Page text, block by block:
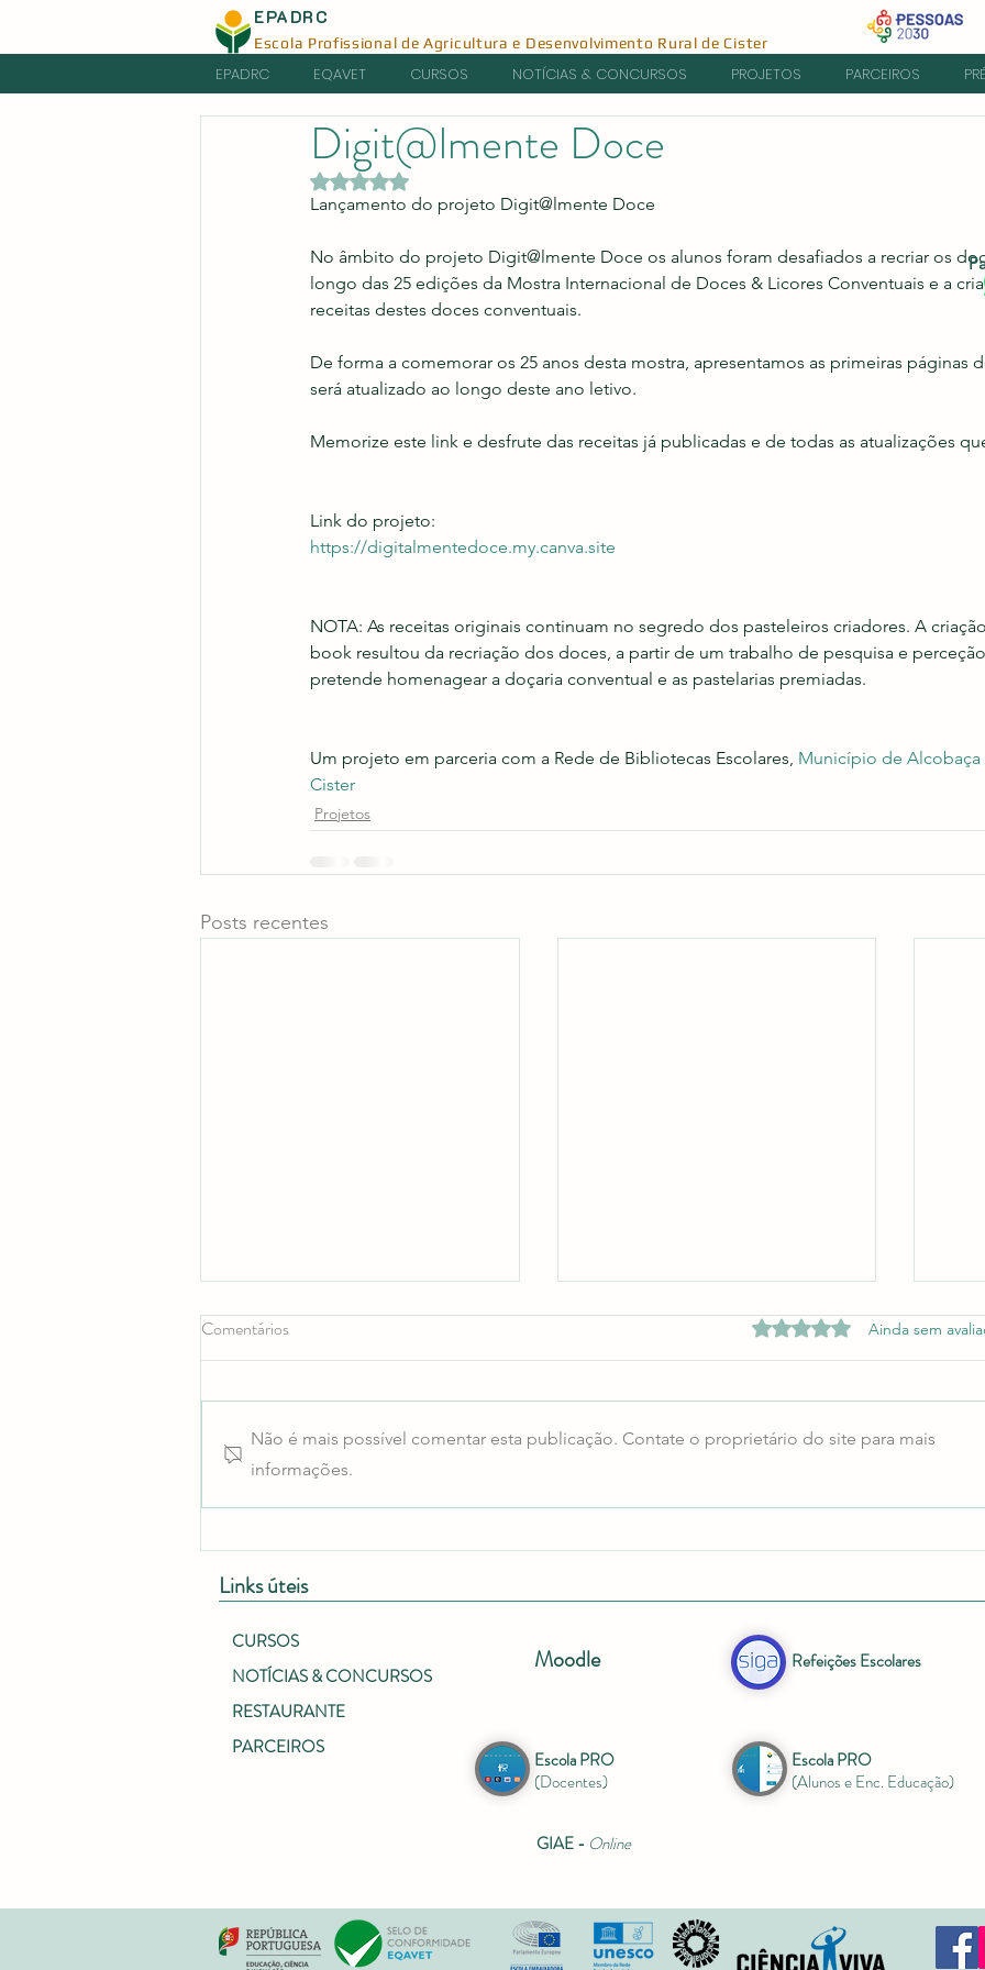
EPADRC
Escola Profissional de Agricultura e Desenvolvimento Rural de Cister
EPADRC EQAVET CURSOS NOTÍCIAS & CONCURSOS PROJETOS PARCEIROS
Digit@lmente Doce
Avaliado com NaN de 5 estrelas.
Lançamento do projeto Digit@lmente Doce
No âmbito do projeto Digit@lmente Doce os alunos foram desafiados a recriar os
longo das 25 edições da Mostra Internacional de Doces & Licores Conventuais e a
receitas destes doces conventuais.
De forma a comemorar os 25 anos desta mostra, apresentamos as primeiras páginas
será atualizado ao longo deste ano letivo.
Memorize este link e desfrute das receitas já publicadas e de todas as atualizações
Link do projeto:
https://digitalmentedoce.my.canva.site
NOTA: As receitas originais continuam no segredo dos pasteleiros criadores. A
book resultou da recriação dos doces, a partir de um trabalho de pesquisa e
pretende homenagear a doçaria conventual e as pastelarias premiadas.
Um projeto em parceria com a Rede de Bibliotecas Escolares, Município de Alcobaça
Cister
Projetos
Posts recentes
Eco-Escolas
Escola Embaixadora do
Comentários Avaliado com 0 de 5 estrelas.
Ainda sem
Não é mais possível comentar esta publicação. Contate o proprietário do site para mais
informações.
Links úteis
CURSOS
NOTÍCIAS & CONCURSOS
RESTAURANTE
PARCEIROS
Moodle
Escola PRO
(Docentes)
GIAE - Online
Refeições Escolares
Escola PRO
(Alunos e Enc. Educação)